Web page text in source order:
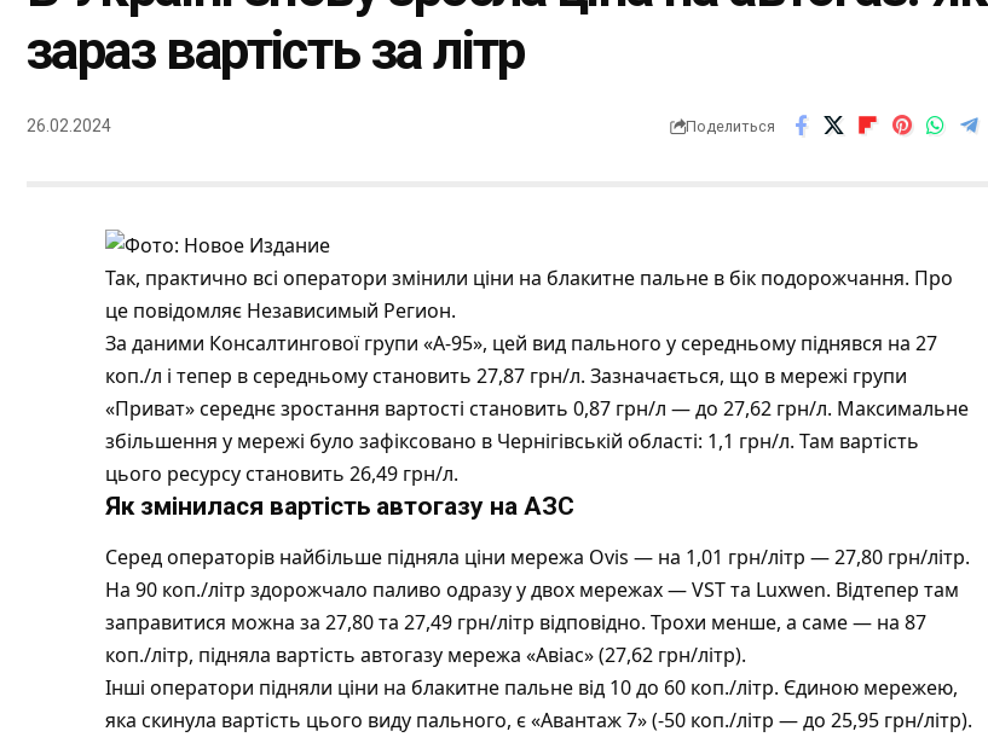
зараз вартість за літр
26.02.2024 Поделиться
Так, практично всі оператори змінили ціни на блакитне пальне в бік подорожчання. Про
це повідомляє Независимый Регион.
За даними Консалтингової групи «А-95», цей вид пального у середньому піднявся на 27
коп./л і тепер в середньому становить 27,87 грн/л. Зазначається, що в мережі групи
«Приват» середнє зростання вартості становить 0,87 грн/л — до 27,62 грн/л. Максимальне
збільшення у мережі було зафіксовано в Чернігівській області: 1,1 грн/л. Там вартість
цього ресурсу становить 26,49 грн/л.
Як змінилася вартість автогазу на АЗС
Серед операторів найбільше підняла ціни мережа Ovis — на 1,01 грн/літр — 27,80 грн/літр.
На 90 коп./літр здорожчало паливо одразу у двох мережах — VST та Luxwen. Відтепер там
заправитися можна за 27,80 та 27,49 грн/літр відповідно. Трохи менше, а саме — на 87
коп./літр, підняла вартість автогазу мережа «Авіас» (27,62 грн/літр).
Інші оператори підняли ціни на блакитне пальне від 10 до 60 коп./літр. Єдиною мережею,
яка скинула вартість цього виду пального, є «Авантаж 7» (-50 коп./літр — до 25,95 грн/літр).